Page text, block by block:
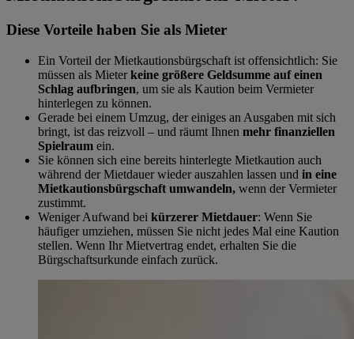
Diese Vorteile haben Sie als Mieter
Ein Vorteil der Mietkautionsbürgschaft ist offensichtlich: Sie
müssen als Mieterkeine größere Geldsumme auf einen
Schlag aufbringen, um sie als Kaution beim Vermieter
hinterlegen zu können.
Gerade bei einem Umzug, der einiges an Ausgaben mit sich
bringt, ist das reizvoll – und räumt Ihnen mehr finanziellen
Spielraum ein.
Sie können sich eine bereits hinterlegte Mietkaution auch
während der Mietdauer wieder auszahlen lassen und in eine
Mietkautionsbürgschaft umwandeln, wenn der Vermieter
zustimmt.
Weniger Aufwand bei kürzerer Mietdauer: Wenn Sie
häufiger umziehen, müssen Sie nicht jedes Mal eine Kaution
stellen. Wenn Ihr Mietvertrag endet, erhalten Sie die
Bürgschaftsurkunde einfach zurück.